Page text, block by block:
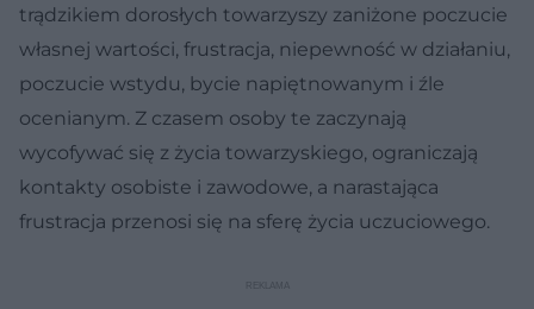
trądzikiem dorosłych towarzyszy zaniżone poczucie
własnej wartości, frustracja, niepewność w działaniu,
poczucie wstydu, bycie napiętnowanym i źle
ocenianym. Z czasem osoby te zaczynają
wycofywać się z życia towarzyskiego, ograniczają
kontakty osobiste i zawodowe, a narastająca
frustracja przenosi się na sferę życia uczuciowego.